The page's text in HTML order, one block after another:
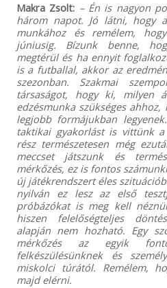
Makra Zsolt: – Én is nagyon
három napot. Jó látni, hogy
munkához és remélem,
júniusig. Bízunk benne,
megtérül és ha ennyit
is a futballal, akkor az
szezonban. Szakmai
társaságot, hogy ki, milyen
edzésmunka szükséges
legjobb formájukban
taktikai gyakorlást is vittünk
rész természetesen még
meccset játszunk és
mérkőzés, ez is fontos
új játékrendszert éles
nyilván ez lesz az első
próbázókat is meg kell
hiszen felelőségteljes
alapján nem hozható. Egy
mérkőzés az egyik
felkészülésünknek és
miskolci túrától. Remélem,
majd elérni.